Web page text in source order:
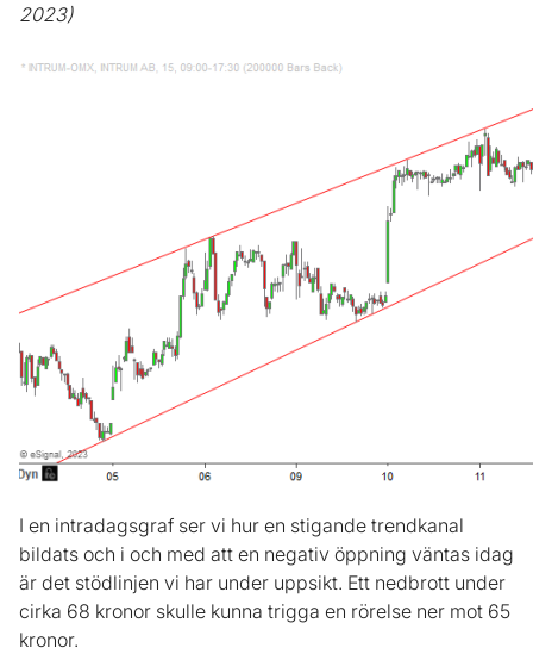
2023)
I en intradagsgraf ser vi hur en stigande trendkanal
bildats och i och med att en negativ öppning väntas idag
är det stödlinjen vi har under uppsikt. Ett nedbrott under
cirka 68 kronor skulle kunna trigga en rörelse ner mot 65
kronor.